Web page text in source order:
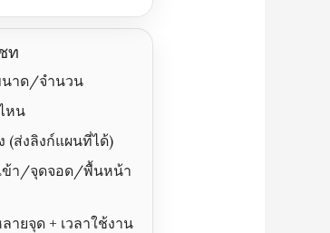
ท
นาด/จำนวน
หน
(ส่งลิงก์แผนที่ได้)
ข้า/จุดจอด/พื้นหน้า
ายจุด + เวลาใช้งาน